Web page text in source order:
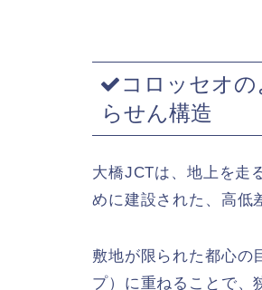
コロッセオ
らせん構造
大橋JCTは、地上を走
めに建設された、高低
敷地が限られた都心の
プ）に重ねることで、